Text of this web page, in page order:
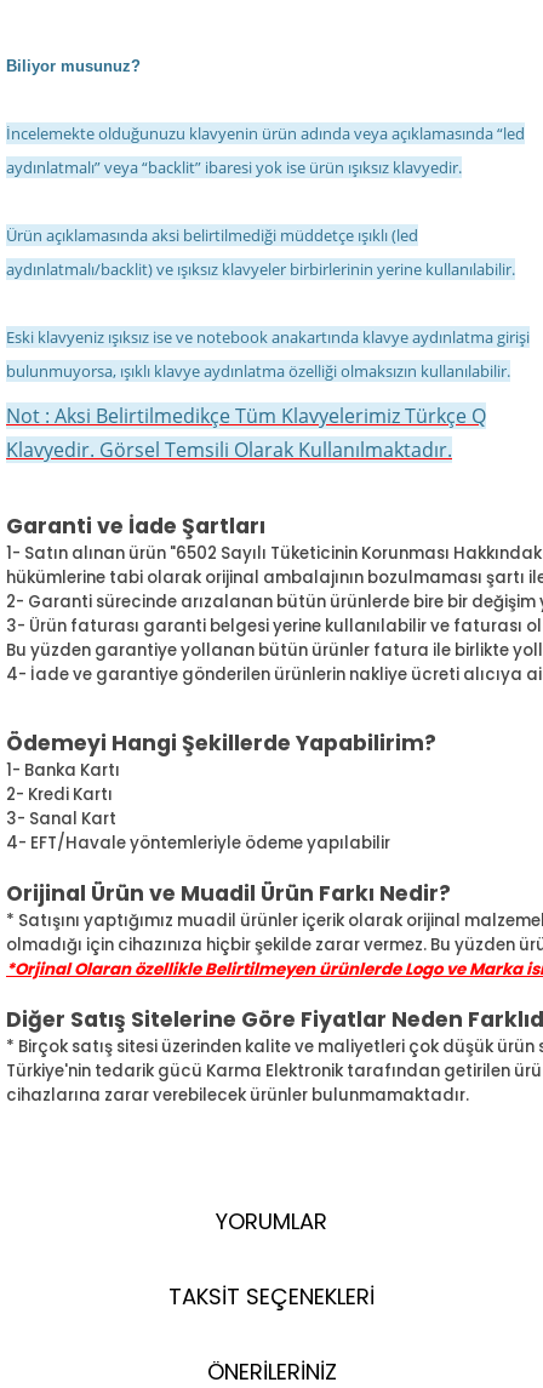
Biliyor musunuz?
İncelemekte olduğunuzu klavyenin ürün adında veya açıklamasında “led
aydınlatmalı” veya “backlit” ibaresi yok ise ürün ışıksız klavyedir.
Ürün açıklamasında aksi belirtilmediği müddetçe ışıklı (led
aydınlatmalı/backlit) ve ışıksız klavyeler birbirlerinin yerine kullanılabilir.
Eski klavyeniz ışıksız ise ve notebook anakartında klavye aydınlatma girişi
bulunmuyorsa, ışıklı klavye aydınlatma özelliği olmaksızın kullanılabilir.
Not : Aksi Belirtilmedikçe Tüm Klavyelerimiz Türkçe Q
Klavyedir. Görsel Temsili Olarak Kullanılmaktadır.
Garanti ve İade Şartları
1- Satın alınan ürün "6502 Sayılı Tüketicinin Korunması
hükümlerine tabi olarak orijinal ambalajının bozulmaması şartı
2- Garanti sürecinde arızalanan bütün ürünlerde bire bir değişim
3- Ürün faturası garanti belgesi yerine kullanılabilir ve faturası
Bu yüzden garantiye yollanan bütün ürünler fatura ile birlikte
4- İade ve garantiye gönderilen ürünlerin nakliye ücreti alıcıya
Ödemeyi Hangi Şekillerde Yapabilirim?
1- Banka Kartı
2- Kredi Kartı
3- Sanal Kart
4- EFT/Havale yöntemleriyle ödeme yapılabilir
Orijinal Ürün ve Muadil Ürün Farkı Nedir?
* Satışını yaptığımız muadil ürünler içerik olarak orijinal
olmadığı için cihazınıza hiçbir şekilde zarar vermez. Bu yüzden
*Orjinal Olaran özellikle Belirtilmeyen ürünlerde Logo ve Marka
Diğer Satış Sitelerine Göre Fiyatlar Neden
* Birçok satış sitesi üzerinden kalite ve maliyetleri çok düşük ürün
Türkiye'nin tedarik gücü Karma Elektronik tarafından getirilen
cihazlarına zarar verebilecek ürünler bulunmamaktadır.
YORUMLAR
TAKSİT SEÇENEKLERİ
ÖNERİLERİNİZ